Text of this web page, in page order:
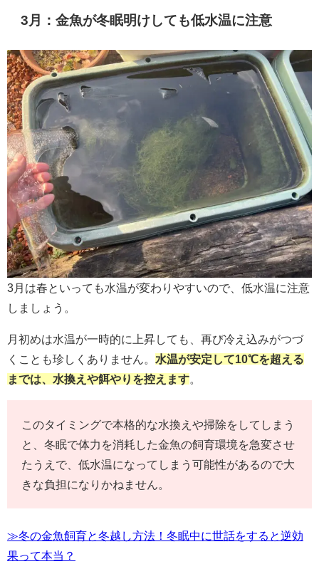
3月：金魚が冬眠明けしても低水温に注意
3月は春といっても水温が変わりやすいので、低水温に注意
しましょう。
月初めは水温が一時的に上昇しても、再び冷え込みがつづ
くことも珍しくありません。 水温が安定して10℃を超える
までは、水換えや餌やりを控えます。
このタイミングで本格的な水換えや掃除をしてしまう
と、冬眠で体力を消耗した金魚の飼育環境を急変させ
たうえで、低水温になってしまう可能性があるので大
きな負担になりかねません。
≫冬の金魚飼育と冬越し方法！冬眠中に世話をすると逆効
果って本当？